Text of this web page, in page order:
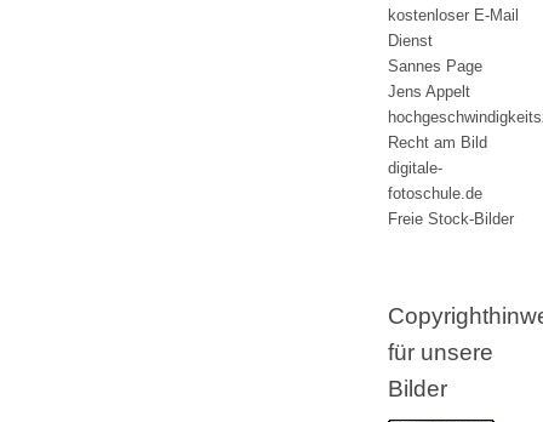
kostenloser E-Mail
Dienst
Sannes Page
Jens Appelt
Recht am Bild
digitale-
fotoschule.de
Freie Stock-Bilder
für unsere
Bilder